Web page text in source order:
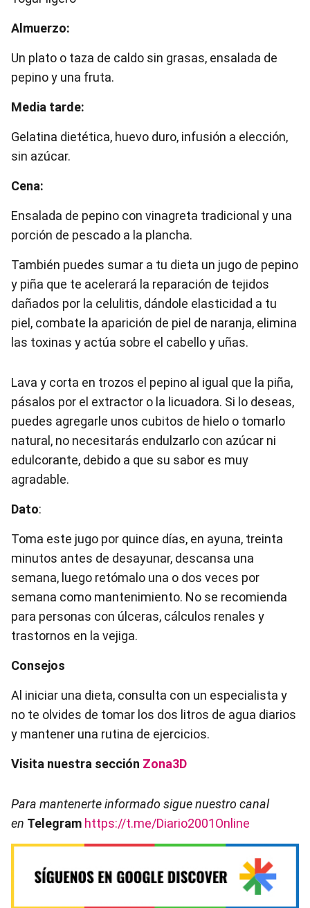
Almuerzo:
Un plato o taza de caldo sin grasas, ensalada de
pepino y una fruta.
Media tarde:
Gelatina dietética, huevo duro, infusión a elección,
sin azúcar.
Cena:
Ensalada de pepino con vinagreta tradicional y una
porción de pescado a la plancha.
También puedes sumar a tu dieta un jugo de pepino
y piña que te acelerará la reparación de tejidos
dañados por la celulitis, dándole elasticidad a tu
piel, combate la aparición de piel de naranja, elimina
las toxinas y actúa sobre el cabello y uñas.
Lava y corta en trozos el pepino al igual que la piña,
pásalos por el extractor o la licuadora. Si lo deseas,
puedes agregarle unos cubitos de hielo o tomarlo
natural, no necesitarás endulzarlo con azúcar ni
edulcorante, debido a que su sabor es muy
agradable.
Dato:
Toma este jugo por quince días, en ayuna, treinta
minutos antes de desayunar, descansa una
semana, luego retómalo una o dos veces por
semana como mantenimiento. No se recomienda
para personas con úlceras, cálculos renales y
trastornos en la vejiga.
Consejos
Al iniciar una dieta, consulta con un especialista y
no te olvides de tomar los dos litros de agua diarios
y mantener una rutina de ejercicios.
Visita nuestra sección Zona3D
Para mantenerte informado sigue nuestro canal
en Telegram https://t.me/Diario2001Online